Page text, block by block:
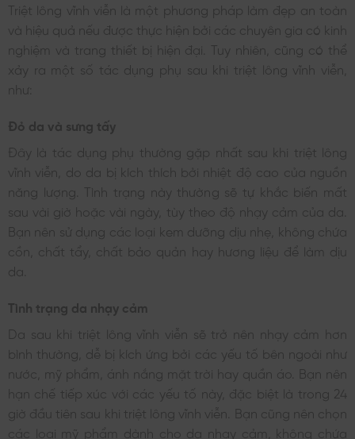
Triệt lông vĩnh viễn là một phương pháp làm đẹp an toàn
và hiệu quả nếu được thực hiện bởi các chuyên gia có kinh
nghiệm và trang thiết bị hiện đại. Tuy nhiên, cũng có thể
xảy ra một số tác dụng phụ sau khi triệt lông vĩnh viễn,
như:
Đỏ da và sưng tấy
Đây là tác dụng phụ thường gặp nhất sau khi triệt lông
vĩnh viễn, do da bị kích thích bởi nhiệt độ cao của nguồn
năng lượng. Tình trạng này thường sẽ tự khắc biến mất
sau vài giờ hoặc vài ngày, tùy theo độ nhạy cảm của da.
Bạn nên sử dụng các loại kem dưỡng dịu nhẹ, không chứa
cồn, chất tẩy, chất bảo quản hay hương liệu để làm dịu
da.
Tình trạng da nhạy cảm
Da sau khi triệt lông vĩnh viễn sẽ trở nên nhạy cảm hơn
bình thường, dễ bị kích ứng bởi các yếu tố bên ngoài như
nước, mỹ phẩm, ánh nắng mặt trời hay quần áo. Bạn nên
hạn chế tiếp xúc với các yếu tố này, đặc biệt là trong 24
giờ đầu tiên sau khi triệt lông vĩnh viễn. Bạn cũng nên chọn
các loại mỹ phẩm dành cho da nhạy cảm, không chứa